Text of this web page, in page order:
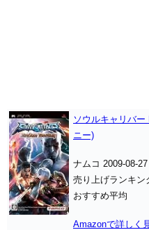
ソウルキャリバ
ニー)
ナムコ 2009-08-27
売り上げランキン
おすすめ平均
Amazonで詳しく